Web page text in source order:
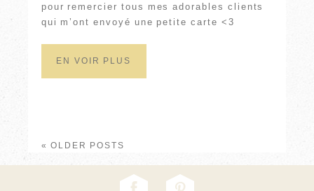
pour remercier tous mes adorables clients
qui m’ont envoyé une petite carte <3
EN VOIR PLUS
« OLDER POSTS